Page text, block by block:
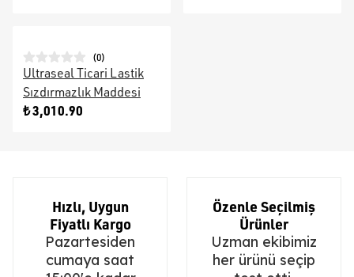
(0)
Ultraseal Ticari Lastik
Sızdırmazlık Maddesi
₺ 3,010.90
Hızlı, Uygun
Fiyatlı Kargo
Pazartesiden
cumaya saat
Özenle Seçilmiş
Ürünler
Uzman ekibimiz
her ürünü seçip